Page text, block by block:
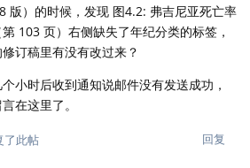
版）的时候，发现 图4.2: 弗吉尼亚死亡率
103 页）右侧缺失了年纪分类的标签，
订稿里有没有改过来？
小时后收到通知说邮件没有发送成功，
在这里了。
回复
了此帖